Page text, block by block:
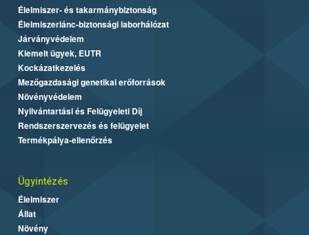
Élelmiszer- és takarmánybiztonság
Élelmiszerlánc-biztonsági laborhálózat
Járványvédelem
Kiemelt ügyek, EUTR
Kockázatkezelés
Mezőgazdasági genetikai erőforrások
Növényvédelem
Nyilvántartási és Felügyeleti Díj
Rendszerszervezés és felügyelet
Termékpálya-ellenőrzés
Ügyintézés
Élelmiszer
Állat
Növény